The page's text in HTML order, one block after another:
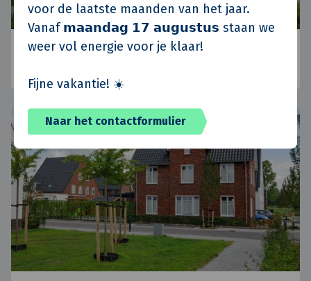
voor de laatste maanden van het jaar.
Vanaf 𝗺𝗮𝗮𝗻𝗱𝗮𝗴 𝟭𝟳 𝗮𝘂𝗴𝘂𝘀𝘁𝘂𝘀 staan we
weer vol energie voor je klaar!
Fijne vakantie! ☀️
Naar het contactformulier
Koninko, Polen